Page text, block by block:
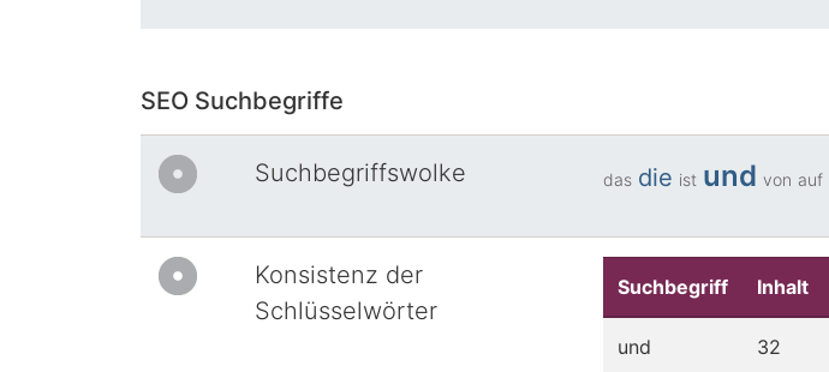
SEO Suchbegriffe
Suchbegriffswolke das die ist und von auf
Konsistenz der
Schlüsselwörter
Suchbegriff Inhalt
und 32